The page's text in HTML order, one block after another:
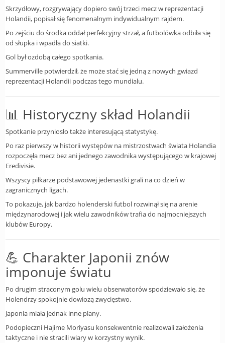
Skrzydłowy, rozgrywający dopiero swój trzeci mecz w reprezentacji
Holandii, popisał się fenomenalnym indywidualnym rajdem.
Po zejściu do środka oddał perfekcyjny strzał, a futbolówka odbiła się
od słupka i wpadła do siatki.
Gol był ozdobą całego spotkania.
Summerville potwierdził, że może stać się jedną z nowych gwiazd
reprezentacji Holandii podczas tego mundialu.
📊 Historyczny skład Holandii
Spotkanie przyniosło także interesującą statystykę.
Po raz pierwszy w historii występów na mistrzostwach świata Holandia
rozpoczęła mecz bez ani jednego zawodnika występującego w krajowej
Eredivisie.
Wszyscy piłkarze podstawowej jedenastki grali na co dzień w
zagranicznych ligach.
To pokazuje, jak bardzo holenderski futbol rozwinął się na arenie
międzynarodowej i jak wielu zawodników trafia do najmocniejszych
klubów Europy.
💪 Charakter Japonii znów
imponuje światu
Po drugim straconym golu wielu obserwatorów spodziewało się, że
Holendrzy spokojnie dowiozą zwycięstwo.
Japonia miała jednak inne plany.
Podopieczni Hajime Moriyasu konsekwentnie realizowali założenia
taktyczne i nie stracili wiary w korzystny wynik.